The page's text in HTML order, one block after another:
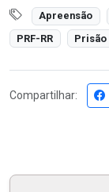
Apreensão
PRF-RR
Prisão
Compartilhar: